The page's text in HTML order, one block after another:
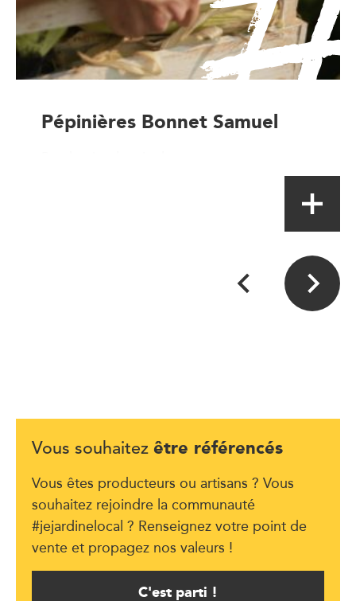
Pépinières Bonnet Samuel
Vous souhaitez être référencés
Vous êtes producteurs ou artisans ? Vous
souhaitez rejoindre la communauté
#jejardinelocal ? Renseignez votre point de
vente et propagez nos valeurs !
C'est parti !